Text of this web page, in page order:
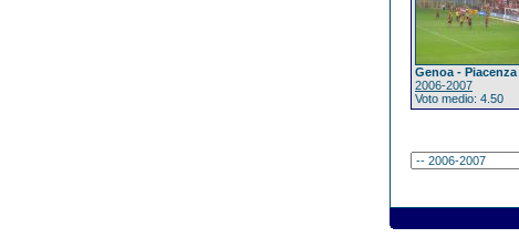
Genoa - Piacenza
2006-2007
Voto medio: 4.50